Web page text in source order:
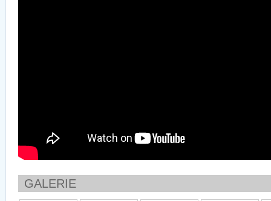
GALERIE